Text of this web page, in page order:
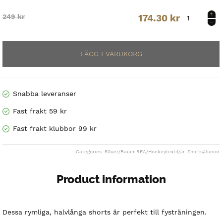
249kr
Original
was:
174.30 kr
Current
is:
Bauer
Snabba leveranser
Fast frakt 59 kr
Fast frakt klubbor 99 kr
Categories: 50uer/Bauer REA/Hockeytextil/Jr. Shorts/Junior
Product information
Dessa rymliga, halvlånga shorts är perfekt till fysträningen.